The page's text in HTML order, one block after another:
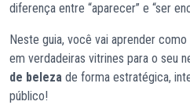
diferença entre “aparecer” e “ser
Neste guia, você vai aprender
em verdadeiras vitrines para o seu
de beleza de forma estratégica,
público!